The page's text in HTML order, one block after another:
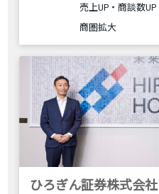
売上UP・商談数UP
商圏拡大
ひろぎん証券株式会社